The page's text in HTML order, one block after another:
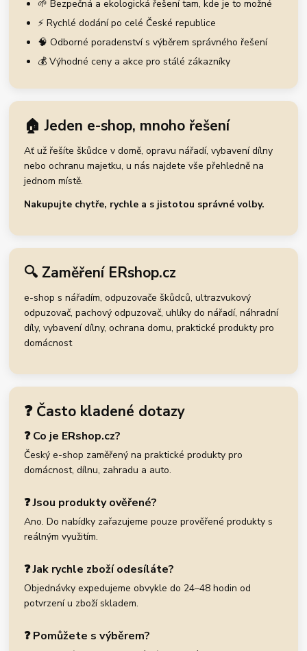
🌱 Bezpečná a ekologická řešení tam, kde je to možné
⚡ Rychlé dodání po celé České republice
🧠 Odborné poradenství s výběrem správného řešení
💰 Výhodné ceny a akce pro stálé zákazníky
🏠 Jeden e-shop, mnoho řešení
Ať už řešíte škůdce v domě, opravu nářadí, vybavení dílny
nebo ochranu majetku, u nás najdete vše přehledně na
jednom místě.
Nakupujte chytře, rychle a s jistotou správné volby.
🔍 Zaměření ERshop.cz
e-shop s nářadím, odpuzovače škůdců, ultrazvukový
odpuzovač, pachový odpuzovač, uhlíky do nářadí, náhradní
díly, vybavení dílny, ochrana domu, praktické produkty pro
domácnost
❓ Často kladené dotazy
❓ Co je ERshop.cz?
Český e-shop zaměřený na praktické produkty pro
domácnost, dílnu, zahradu a auto.
❓ Jsou produkty ověřené?
Ano. Do nabídky zařazujeme pouze prověřené produkty s
reálným využitím.
❓ Jak rychle zboží odesíláte?
Objednávky expedujeme obvykle do 24–48 hodin od
potvrzení u zboží skladem.
❓ Pomůžete s výběrem?